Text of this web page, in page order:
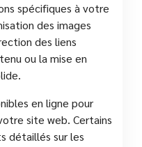
spécifiques à votre
des images
des liens
ou la mise en
en ligne pour
site web. Certains
détaillés sur les